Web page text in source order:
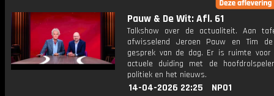
Pauw & De Wit: Afl. 61
Talkshow over de actualiteit. Aan
afwisselend Jeroen Pauw en Tim
gesprek van de dag. Er is ruimte
actuele duiding met de
politiek en het nieuws.
14-04-2026 22:25
NPO1